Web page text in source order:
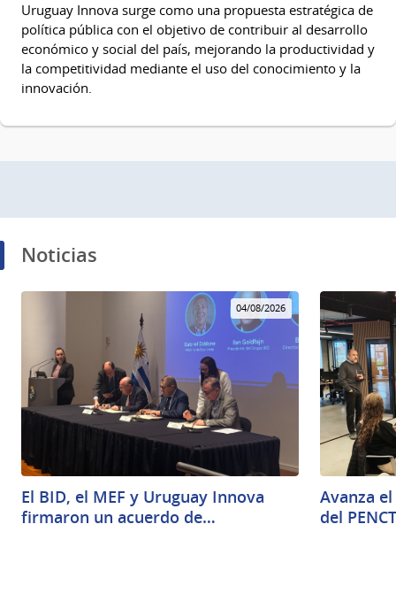
Uruguay Innova surge como una propuesta estratégica de
política pública con el objetivo de contribuir al desarrollo
económico y social del país, mejorando la productividad y
la competitividad mediante el uso del conocimiento y la
innovación.
Noticias
04/08/2026
El BID, el MEF y Uruguay Innova
firmaron un acuerdo de…
Avanza
del